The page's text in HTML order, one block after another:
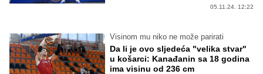
05.11.24. 12:22
Visinom mu niko ne može parirati
Da li je ovo sljedeća "velika stvar"
u košarci: Kanađanin sa 18 godina
ima visinu od 236 cm